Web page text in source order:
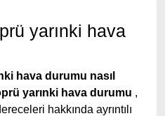
yarınki hava
hava durumu nasıl
yarınki hava durumu ,
hakkında ayrıntılı